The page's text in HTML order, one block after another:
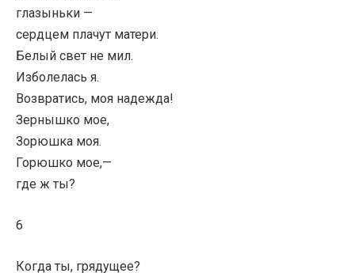
глазыньки —
сердцем плачут матери.
Белый свет не мил.
Изболелась я.
Возвратись, моя надежда!
Зернышко мое,
Зорюшка моя.
Горюшко мое,—
где ж ты?
6
Когда ты, грядущее?